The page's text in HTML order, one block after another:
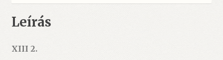
Leírás
XIII 2.